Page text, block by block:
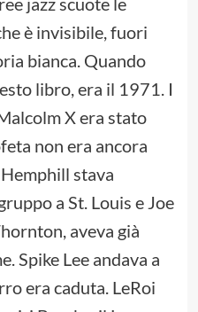
è invisibile, fuori
bianca. Quando
libro, era il 1971. I
X era stato
non era ancora
stava
a St. Louis e Joe
aveva già
Spike Lee andava a
era caduta. LeRoi